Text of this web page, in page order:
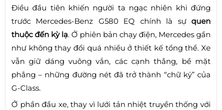
Điều đầu tiên khiến người ta ngạc nhiên khi đứng
trước Mercedes-Benz G580 EQ chính là sự quen
thuộc đến kỳ lạ. Ở phiên bản chạy điện, Mercedes gần
như không thay đổi quá nhiều ở thiết kế tổng thể. Xe
vẫn giữ dáng vuông vắn, các cạnh thẳng, bề mặt
phẳng – những đường nét đã trở thành “chữ ký” của
G-Class.
Ở phần đầu xe, thay vì lưới tản nhiệt truyền thống với